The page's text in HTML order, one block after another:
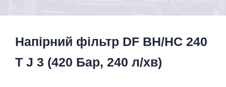
Напірний фільтр DF BH/HC 240
T J 3 (420 Бар, 240 л/хв)